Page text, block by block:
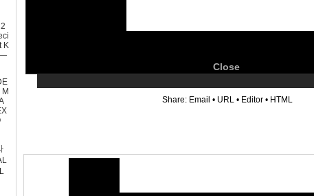
K
—
Close
Share: Email • URL • Editor • HTML